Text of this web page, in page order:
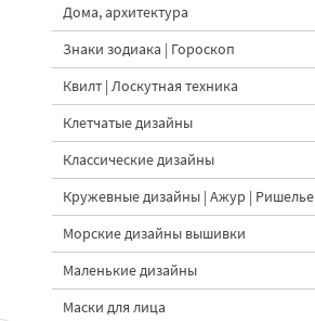
Дома, архитектура
Знаки зодиака | Гороскоп
Квилт | Лоскутная техника
Клетчатые дизайны
Классические дизайны
Кружевные дизайны | Ажур | Ришелье
Морские дизайны вышивки
Маленькие дизайны
Маски для лица